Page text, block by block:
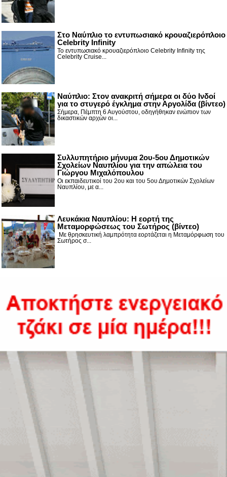
Στο Ναύπλιο το εντυπωσιακό κρουαζιερόπλοιο
Celebrity Infinity
Το εντυπωσιακό κρουαζιερόπλοιο Celebrity Infinity της
Celebrity Cruise...
Nαύπλιο: Στον ανακριτή σήμερα οι δύο Ινδοί
για το στυγερό έγκλημα στην Αργολίδα (βίντεο)
Σήμερα, Πέμπτη 6 Αυγούστου, οδηγήθηκαν ενώπιον των
δικαστικών αρχών οι...
Συλλυπητήριο μήνυμα 2ου-5ου Δημοτικών
Σχολείων Ναυπλίου για την απώλεια του
Γιώργου Μιχαλόπουλου
Οι εκπαιδευτικοί του 2ου και του 5ου Δημοτικών Σχολείων
Ναυπλίου, με α...
Λευκάκια Ναυπλίου: Η εορτή της
Μεταμορφώσεως του Σωτήρος (βίντεο)
Με θρησκευτική λαμπρότητα εορτάζεται η Μεταμόρφωση του
Σωτήρος σ...